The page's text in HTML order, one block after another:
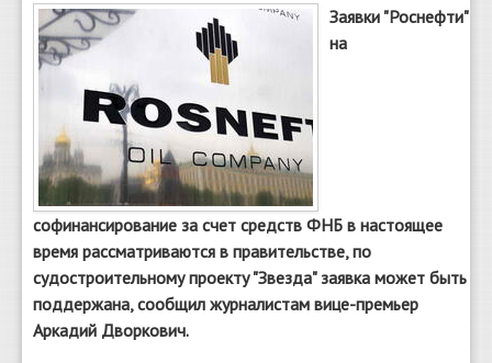
О сайте
Заявки "Роснефти"
на
софинансирование за счет средств ФНБ в настоящее
время рассматриваются в правительстве, по
судостроительному проекту "Звезда" заявка может быть
поддержана, сообщил журналистам вице-премьер
Аркадий Дворкович.